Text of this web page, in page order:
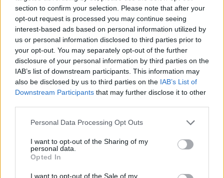
section to confirm your selection. Please note that after your
opt-out request is processed you may continue seeing
interest-based ads based on personal information utilized by
us or personal information disclosed to third parties prior to
your opt-out. You may separately opt-out of the further
disclosure of your personal information by third parties on the
IAB’s list of downstream participants. This information may
also be disclosed by us to third parties on the IAB’s List of
Downstream Participants that may further disclose it to other
Please note that this website/app uses one or more Google
not limited to your visit or usage behaviour. You may click to
grant or deny consent to Google and its third-party tags to
use your data for below specified purposes in below Google
consent section.
Personal Data Processing Opt Outs
I want to opt-out of the Sharing of my
personal data.
Opted In
I want to opt-out of the Sale of my
Manikűr és manikűr között is van különbség
Fotó:Shutterstock
„Ajapán manikűrtulajdonképpen egy körömápolási
folyamat. A választott manikűrözési forma után a
koromlemez mattítása következik, majd egy
különleges méhviaszpasztát dolgoznak bele a köröm
felületébe: a méhviasz a köröm felületét egyenletessé
és simává teszi, illetve megerősíti"- folytatja a
úgynevezett 'talkum' porral zárják le amitől teljes
mértékben kifényesedik."